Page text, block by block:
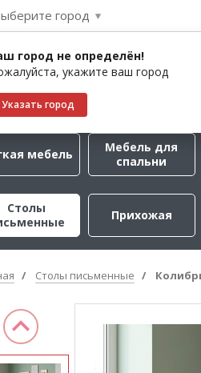
город
город не определён!
укажите ваш город
Указать город
мебель
Мебель для
спальни
Столы
Прихожая
Столы письменные